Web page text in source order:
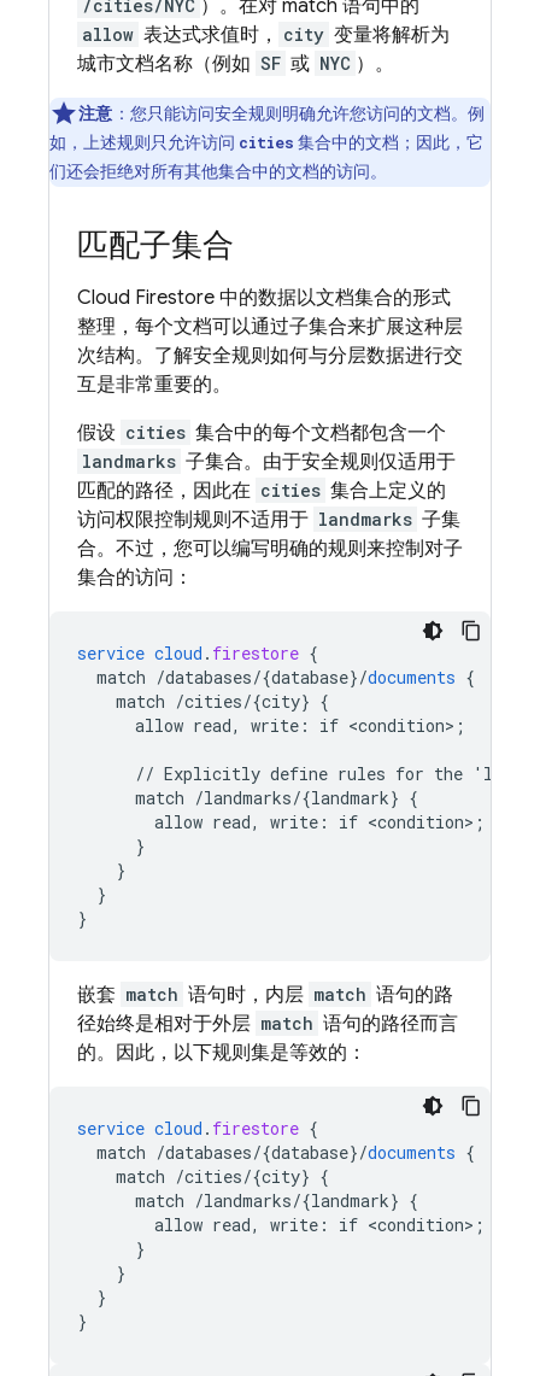
/cities/NYC ）。在对 match 语句中的
allow 表达式求值时， city 变量将解析为
城市文档名称（例如 SF 或 NYC ）。
注意 ：您只能访问安全规则明确允许您访问的文档。例
如，上述规则只允许访问 cities 集合中的文档；因此，它
们还会拒绝对所有其他集合中的文档的访问。
匹配子集合
Cloud Firestore 中的数据以文档集合的形式
整理，每个文档可以通过子集合来扩展这种层
次结构。了解安全规则如何与分层数据进行交
互是非常重要的。
假设 cities 集合中的每个文档都包含一个
landmarks 子集合。由于安全规则仅适用于
匹配的路径，因此在 cities 集合上定义的
访问权限控制规则不适用于 landmarks 子集
合。不过，您可以编写明确的规则来控制对子
集合的访问：
service cloud . firestore {
match /databases/{database}/documents {
match /cities/{city} {
allow read, write : if <condition> ;
// Explicitly define rules for the
match /landmarks/{landmark} {
allow read, write : if <condition> ;
}
}
}
}
嵌套 match 语句时，内层 match 语句的路
径始终是相对于外层 match 语句的路径而言
的。因此，以下规则集是等效的：
service cloud . firestore {
match /databases/{database}/documents {
match /cities/{city} {
match /landmarks/{landmark} {
allow read, write : if <condition> ;
}
}
}
}